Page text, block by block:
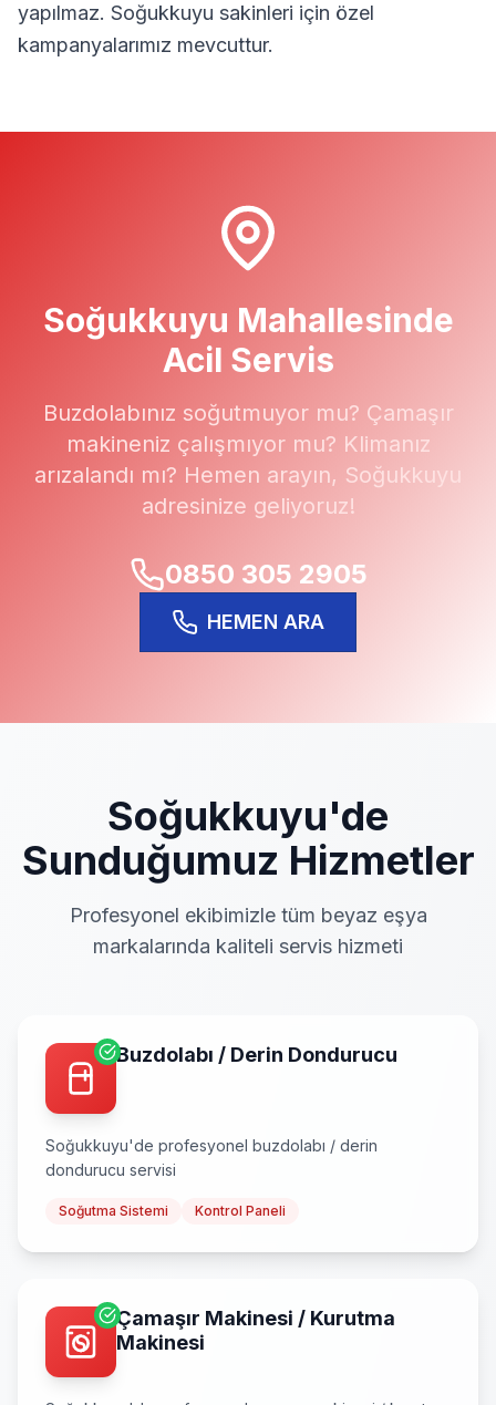
yapılmaz. Soğukkuyu sakinleri için özel
kampanyalarımız mevcuttur.
Soğukkuyu Mahallesinde
Acil Servis
Buzdolabınız soğutmuyor mu? Çamaşır
makineniz çalışmıyor mu? Klimanız
arızalandı mı? Hemen arayın, Soğukkuyu
adresinize geliyoruz!
0850 305 2905
HEMEN ARA
Soğukkuyu'de
Sunduğumuz Hizmetler
Profesyonel ekibimizle tüm beyaz eşya
markalarında kaliteli servis hizmeti
Buzdolabı / Derin Dondurucu
Soğukkuyu'de profesyonel buzdolabı / derin
dondurucu servisi
Soğutma Sistemi Kontrol Paneli
Çamaşır Makinesi / Kurutma
Makinesi